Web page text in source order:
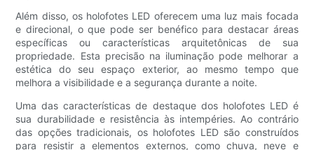
Além disso, os holofotes LED oferecem uma luz mais focada
e direcional, o que pode ser benéfico para destacar áreas
específicas ou características arquitetônicas de sua
propriedade. Esta precisão na iluminação pode melhorar a
estética do seu espaço exterior, ao mesmo tempo que
melhora a visibilidade e a segurança durante a noite.
Uma das características de destaque dos holofotes LED é
sua durabilidade e resistência às intempéries. Ao contrário
das opções tradicionais, os holofotes LED são construídos
para resistir a elementos externos, como chuva, neve e